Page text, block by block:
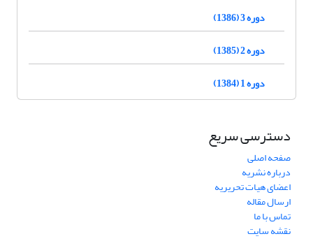
دوره 3 (1386)
دوره 2 (1385)
دوره 1 (1384)
دسترسی سریع
صفحه اصلی
درباره نشریه
اعضای هیات تحریریه
ارسال مقاله
تماس با ما
نقشه سایت